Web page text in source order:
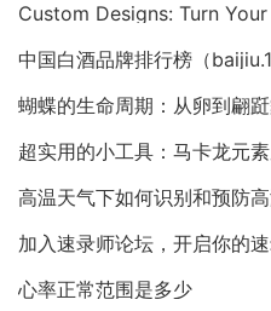
Custom Designs: Turn
中国白酒品牌排行榜（
蝴蝶的生命周期：从卵到翩
超实用的小工具：马卡龙元
高温天气下如何识别和预防
加入速录师论坛，开启你的速
心率正常范围是多少